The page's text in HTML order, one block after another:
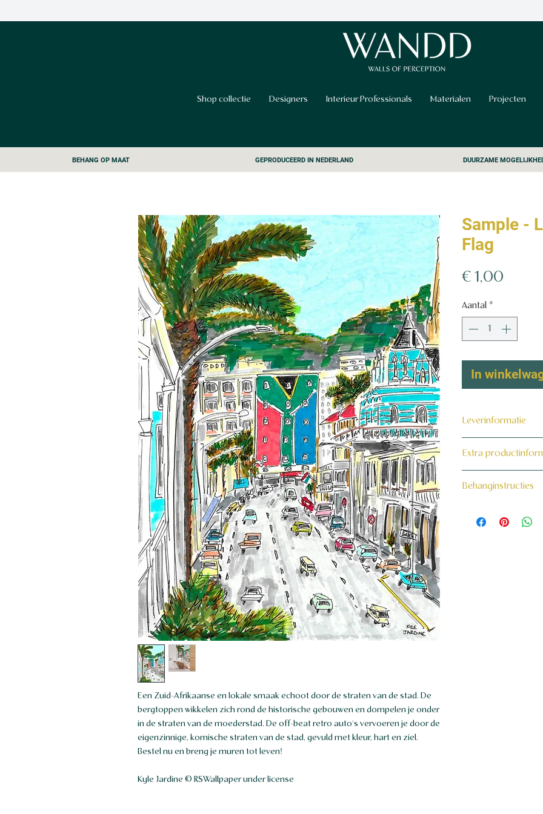
Shop collectie Designers Interieur Professionals Materialen Projecten
BEHANG OP MAAT GEPRODUCEERD IN NEDERLAND DUURZAME
Een Zuid-Afrikaanse en lokale smaak echoot door de straten van de stad. De
bergtoppen wikkelen zich rond de historische gebouwen en dompelen je onder
in de straten van de moederstad. De off-beat retro auto's vervoeren je door de
eigenzinnige, komische straten van de stad, gevuld met kleur, hart en ziel.
Bestel nu en breng je muren tot leven!
Kyle Jardine © RSWallpaper under license
Sample -
Flag
€ 1,00
Aantal *
In
Leverinformatie
maat voor jou
Extra
Behanginstructies